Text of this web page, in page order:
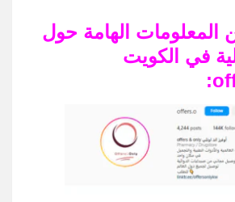
الهامة حول
في الكويت